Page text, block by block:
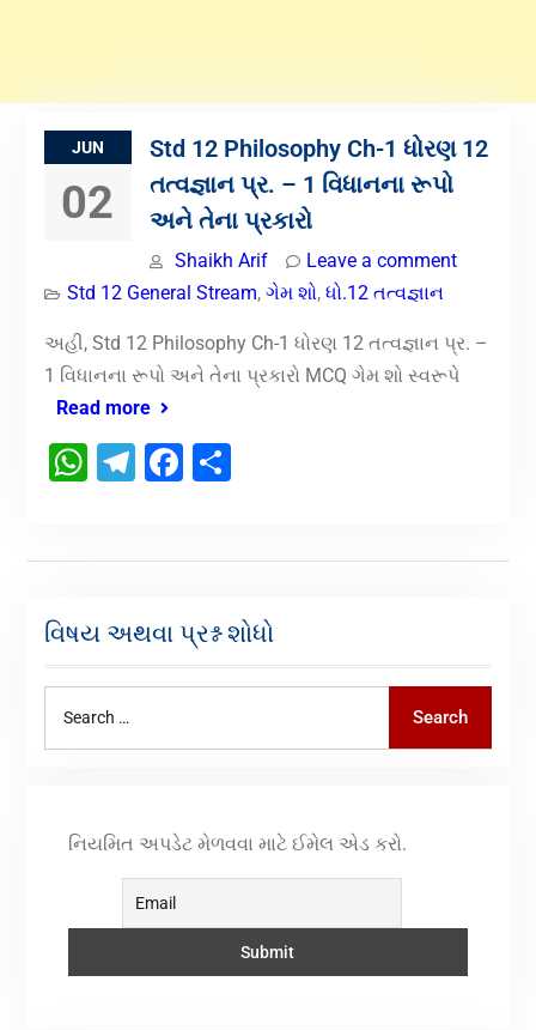
JUN
02
Std 12 Philosophy Ch-1 ધોરણ 12
તત્વજ્ઞાન પ્ર. – 1 વિધાનના રૂપો
અને તેના પ્રકારો
Shaikh Arif
Leave a comment
Std 12 General Stream, ગેમ શો, ધો.12 તત્વજ્ઞાન
અહી, Std 12 Philosophy Ch-1 ધોરણ 12 તત્વજ્ઞાન પ્ર. –
1 વિધાનના રૂપો અને તેના પ્રકારો MCQ ગેમ શો સ્વરૂપે
Read more
WhatsApp
Telegram
Facebook
Share
વિષય અથવા પ્રશ્ન શોધો
Search
નિયમિત અપડેટ મેળવવા માટે ઈમેલ એડ કરો.